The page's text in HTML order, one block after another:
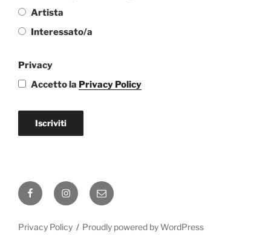
Artista
Interessato/a
Privacy
Accetto la Privacy Policy
Iscriviti
FacebookInstagramEmail
Privacy Policy Proudly powered by WordPress